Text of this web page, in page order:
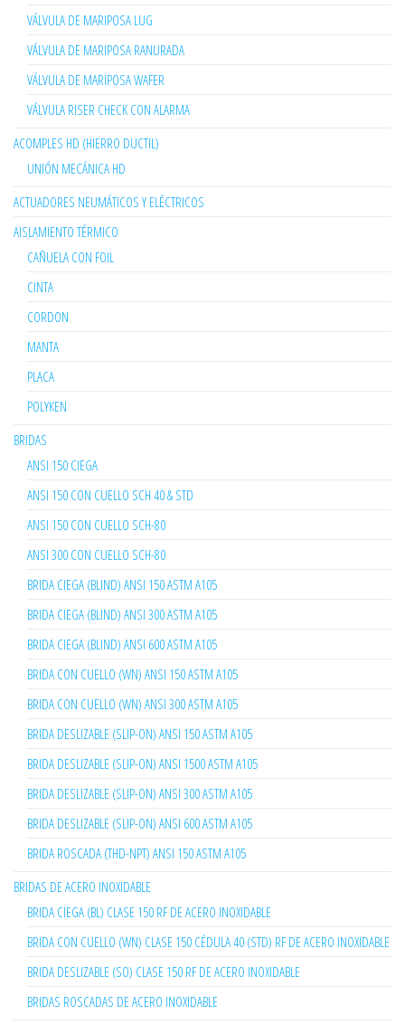
VÁLVULA DE MARIPOSA LUG
VÁLVULA DE MARIPOSA RANURADA
VÁLVULA DE MARIPOSA WAFER
VÁLVULA RISER CHECK CON ALARMA
ACOMPLES HD (HIERRO DUCTIL)
UNIÓN MECÁNICA HD
ACTUADORES NEUMÁTICOS Y ELÉCTRICOS
AISLAMIENTO TÉRMICO
CAÑUELA CON FOIL
CINTA
CORDON
MANTA
PLACA
POLYKEN
BRIDAS
ANSI 150 CIEGA
ANSI 150 CON CUELLO SCH 40 & STD
ANSI 150 CON CUELLO SCH-80
ANSI 300 CON CUELLO SCH-80
BRIDA CIEGA (BLIND) ANSI 150 ASTM A105
BRIDA CIEGA (BLIND) ANSI 300 ASTM A105
BRIDA CIEGA (BLIND) ANSI 600 ASTM A105
BRIDA CON CUELLO (WN) ANSI 150 ASTM A105
BRIDA CON CUELLO (WN) ANSI 300 ASTM A105
BRIDA DESLIZABLE (SLIP-ON) ANSI 150 ASTM A105
BRIDA DESLIZABLE (SLIP-ON) ANSI 1500 ASTM A105
BRIDA DESLIZABLE (SLIP-ON) ANSI 300 ASTM A105
BRIDA DESLIZABLE (SLIP-ON) ANSI 600 ASTM A105
BRIDA ROSCADA (THD-NPT) ANSI 150 ASTM A105
BRIDAS DE ACERO INOXIDABLE
BRIDA CIEGA (BL) CLASE 150 RF DE ACERO INOXIDABLE
BRIDA CON CUELLO (WN) CLASE 150 CÉDULA 40 (STD) RF DE ACERO INOXIDABLE
BRIDA DESLIZABLE (SO) CLASE 150 RF DE ACERO INOXIDABLE
BRIDAS ROSCADAS DE ACERO INOXIDABLE